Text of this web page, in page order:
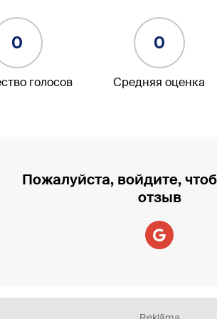
0
голосов
0
Средняя оценка
Пожалуйста, войдите,
отзыв